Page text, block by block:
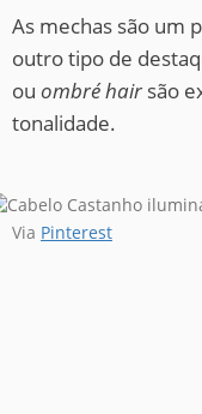
As mechas são um
outro tipo de
ou ombré hair são
tonalidade.
Via Pinterest